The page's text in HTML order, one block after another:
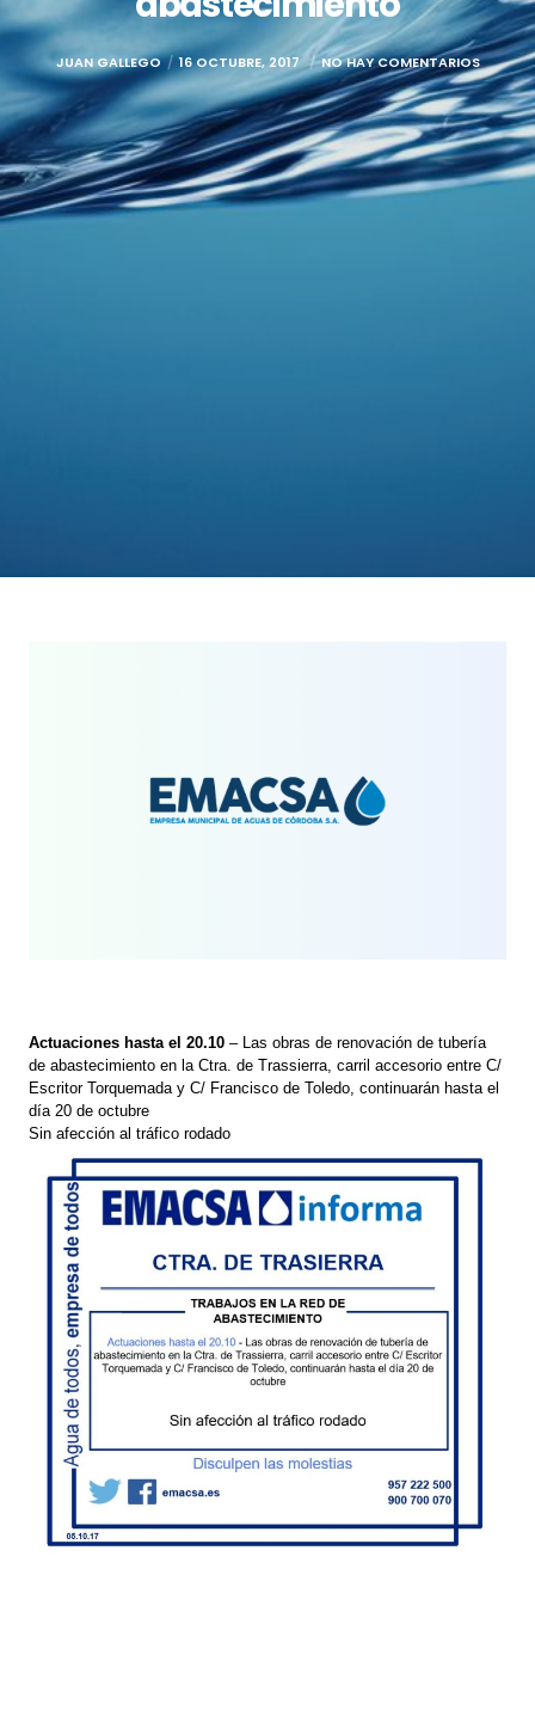
JUAN GALLEGO 16 OCTUBRE, 2017 NO HAY COMENTARIOS
Actuaciones hasta el 20.10– Las obras de renovación de tubería
de abastecimiento en la Ctra. de Trassierra, carril accesorio entre C/
Escritor Torquemada y C/ Francisco de Toledo, continuarán hasta el
día 20 de octubre
Sin afección al tráfico rodado